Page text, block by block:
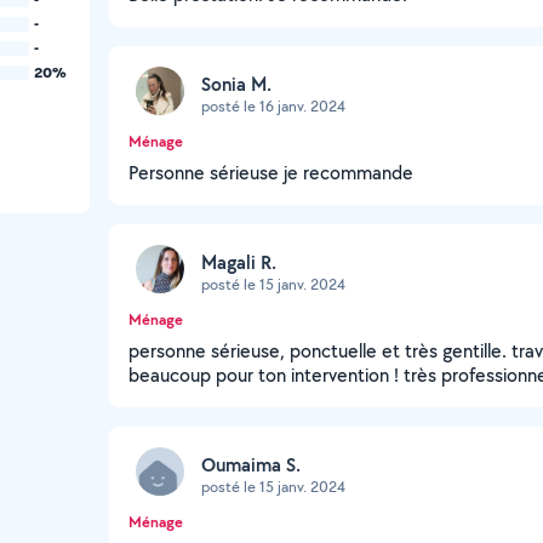
-
-
20% Sonia M.
posté le 16 janv. 2024
Ménage
Personne sérieuse je recommande
Magali R.
posté le 15 janv. 2024
Ménage
personne sérieuse, ponctuelle et très gentille.
beaucoup pour ton intervention ! très
Oumaima S.
posté le 15 janv. 2024
Ménage